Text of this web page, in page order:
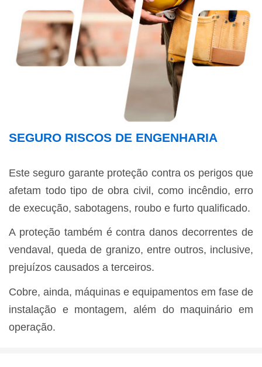
SEGURO RISCOS DE ENGENHARIA
Este seguro garante proteção contra os perigos que
afetam todo tipo de obra civil, como incêndio, erro
de execução, sabotagens, roubo e furto qualificado.
A proteção também é contra danos decorrentes de
vendaval, queda de granizo, entre outros, inclusive,
prejuízos causados a terceiros.
Cobre, ainda, máquinas e equipamentos em fase de
instalação e montagem, além do maquinário em
operação.